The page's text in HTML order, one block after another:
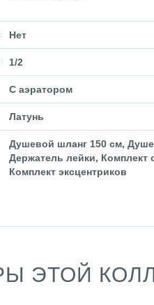
Нет
1/2
С аэратором
Латунь
Душевой шланг 150 см,
Держатель лейки, Комплект
Комплект эксцентриков
ЭТОЙ